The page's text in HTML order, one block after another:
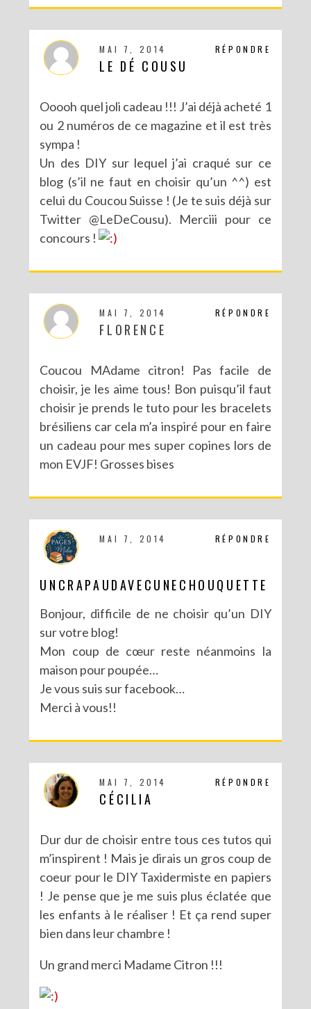
CONCOURS : UN KIT DIY LOVE BIRDS À GAGNER POUR LA SAINT VALENTIN
NOUVEAU BLOG POUR DE NOUVELLES (EN)VIES
MA PARTICIPATION À LA BATTLE FUSE CREATIVITY SYSTEM DE FISKARS
RÉPONDRE
MAI 7, 2014
LE DÉ COUSU
Ooooh quel joli cadeau !!! J’ai déjà acheté 1
ou 2 numéros de ce magazine et il est très
sympa !
Un des DIY sur lequel j’ai craqué sur ce
blog (s’il ne faut en choisir qu’un ^^) est
celui du Coucou Suisse ! (Je te suis déjà sur
Twitter @LeDeCousu). Merciii pour ce
concours !
RÉPONDRE
MAI 7, 2014
FLORENCE
Coucou MAdame citron! Pas facile de
choisir, je les aime tous! Bon puisqu’il faut
choisir je prends le tuto pour les bracelets
brésiliens car cela m’a inspiré pour en faire
un cadeau pour mes super copines lors de
mon EVJF! Grosses bises
RÉPONDRE
MAI 7, 2014
UNCRAPAUDAVECUNECHOUQUETTE
Bonjour, difficile de ne choisir qu’un DIY
sur votre blog!
Mon coup de cœur reste néanmoins la
maison pour poupée…
Je vous suis sur facebook…
Merci à vous!!
RÉPONDRE
MAI 7, 2014
CÉCILIA
Dur dur de choisir entre tous ces tutos qui
m’inspirent ! Mais je dirais un gros coup de
coeur pour le DIY Taxidermiste en papiers
! Je pense que je me suis plus éclatée que
les enfants à le réaliser ! Et ça rend super
bien dans leur chambre !
Un grand merci Madame Citron !!!